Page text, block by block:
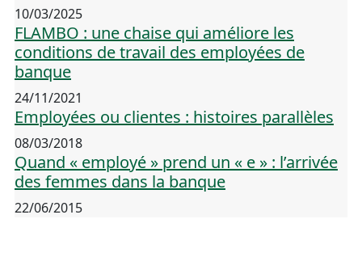
10/03/2025
FLAMBO : une chaise qui améliore les
conditions de travail des employées de
banque
24/11/2021
Employées ou clientes : histoires parallèles
08/03/2018
Quand « employé » prend un « e » : l’arrivée
des femmes dans la banque
22/06/2015